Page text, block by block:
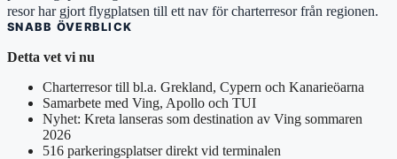
resor har gjort flygplatsen till ett nav för charterresor från regionen.
SNABB ÖVERBLICK
Detta vet vi nu
Charterresor till bl.a. Grekland, Cypern och Kanarieöarna
Samarbete med Ving, Apollo och TUI
Nyhet: Kreta lanseras som destination av Ving sommaren
2026
516 parkeringsplatser direkt vid terminalen